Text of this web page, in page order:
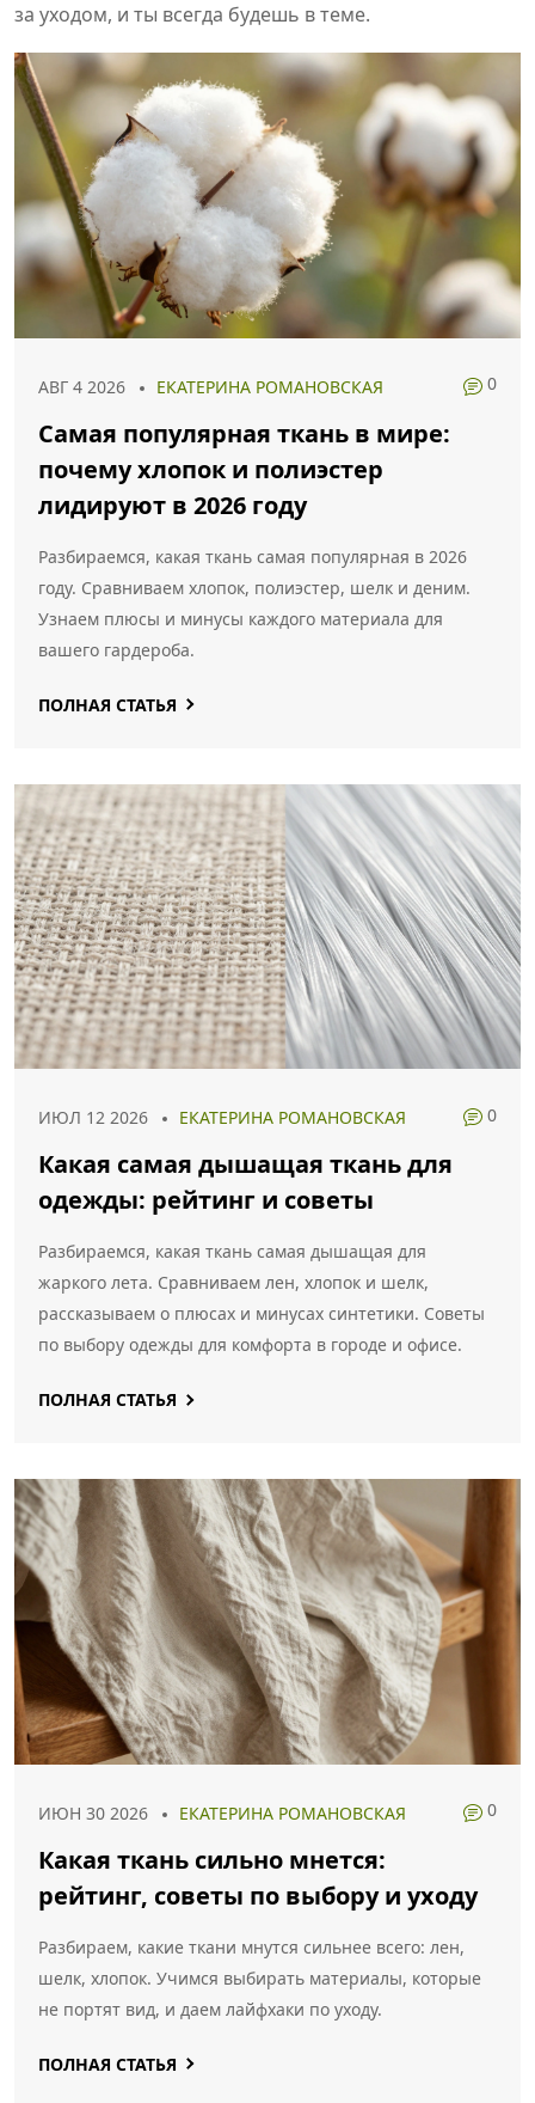
за уходом, и ты всегда будешь в теме.
АВГ 4 2026 ЕКАТЕРИНА РОМАНОВСКАЯ 0
Самая популярная ткань в мире:
почему хлопок и полиэстер
лидируют в 2026 году
Разбираемся, какая ткань самая популярная в 2026
году. Сравниваем хлопок, полиэстер, шелк и деним.
Узнаем плюсы и минусы каждого материала для
вашего гардероба.
ПОЛНАЯ СТАТЬЯ
ИЮЛ 12 2026 ЕКАТЕРИНА РОМАНОВСКАЯ 0
Какая самая дышащая ткань для
одежды: рейтинг и советы
Разбираемся, какая ткань самая дышащая для
жаркого лета. Сравниваем лен, хлопок и шелк,
рассказываем о плюсах и минусах синтетики. Советы
по выбору одежды для комфорта в городе и офисе.
ПОЛНАЯ СТАТЬЯ
ИЮН 30 2026 ЕКАТЕРИНА РОМАНОВСКАЯ 0
Какая ткань сильно мнется:
рейтинг, советы по выбору и уходу
Разбираем, какие ткани мнутся сильнее всего: лен,
шелк, хлопок. Учимся выбирать материалы, которые
не портят вид, и даем лайфхаки по уходу.
ПОЛНАЯ СТАТЬЯ